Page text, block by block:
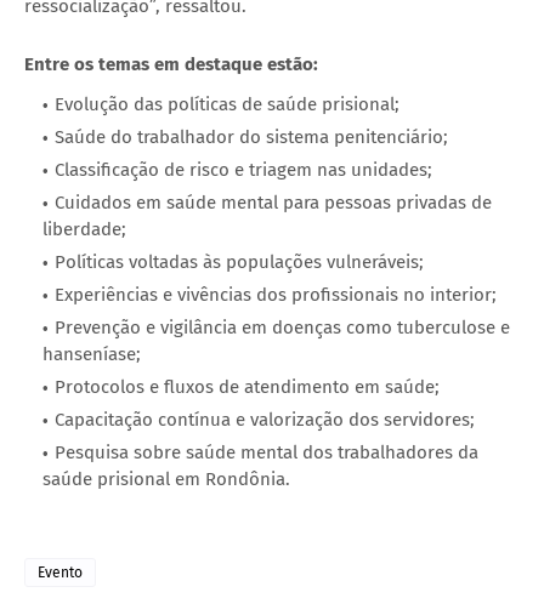
ressocialização”, ressaltou.
Entre os temas em destaque estão:
Evolução das políticas de saúde prisional;
Saúde do trabalhador do sistema penitenciário;
Classificação de risco e triagem nas unidades;
Cuidados em saúde mental para pessoas privadas de
liberdade;
Políticas voltadas às populações vulneráveis;
Experiências e vivências dos profissionais no interior;
Prevenção e vigilância em doenças como tuberculose e
hanseníase;
Protocolos e fluxos de atendimento em saúde;
Capacitação contínua e valorização dos servidores;
Pesquisa sobre saúde mental dos trabalhadores da
saúde prisional em Rondônia.
Evento